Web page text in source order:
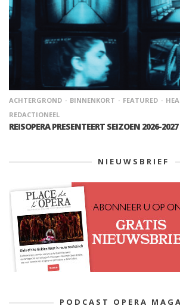
ACHTERGROND BINNENKORT FEATURED
REDACTIONEEL
REISOPERA PRESENTEERT SEIZOEN 2026-2027
NIEUWSBRIEF
PODCAST OPERA